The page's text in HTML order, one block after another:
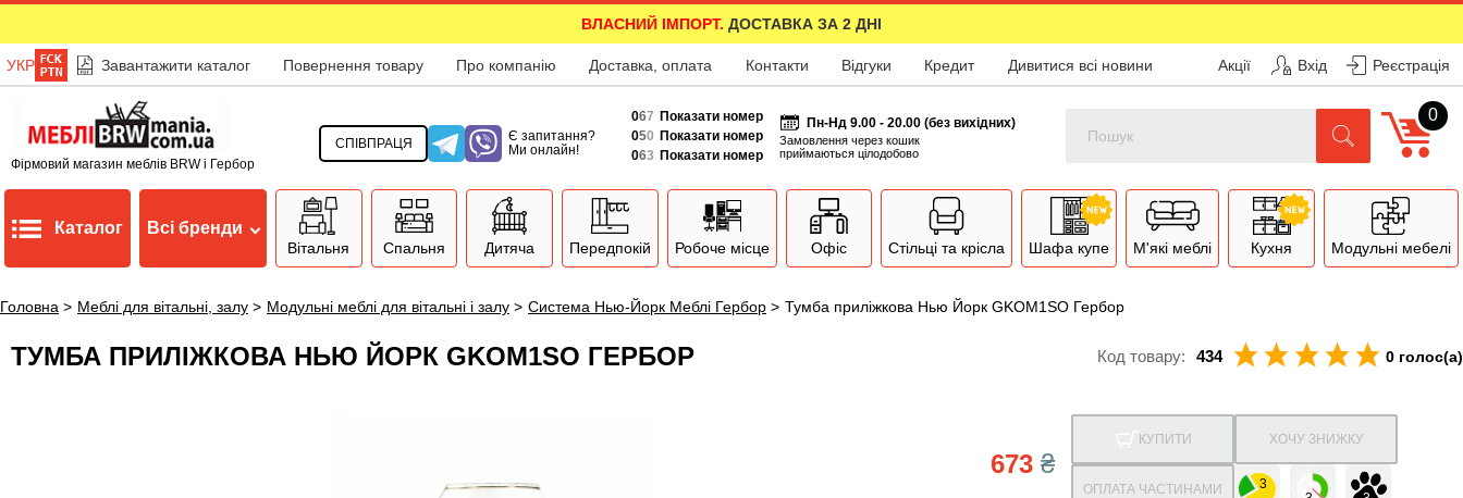
ВЛАСНИЙ ІМПОРТ. ДОСТАВКА ЗА 2 ДНІ
УКР Завантажити каталог Повернення товару Про компанію Доставка, оплата Контакти Відгуки Кредит Дивитися всі новини Акції Вхід Реєстрація
Фірмовий магазин меблів BRW і Гербор
СПІВПРАЦЯ
Є запитання?
Ми онлайн!
067 Показати номер
050 Показати номер
063 Показати номер
Пн-Нд 9.00 - 20.00 (без вихідних)
Замовлення через кошик
приймаються цілодобово
0
Каталог Всі бренди
Вітальня Спальня Дитяча Передпокій Робоче місце Офіс Стільці та крісла Шафа купе М'які меблі Кухня Модульні мебелі
Головна > Меблі для вітальні, залу > Модульні меблі для вітальні і залу > Система Нью-Йорк Меблі Гербор > Тумба приліжкова Нью Йорк GKOM1SO Гербор
ТУМБА ПРИЛІЖКОВА НЬЮ ЙОРК GKOM1SO ГЕРБОР Код товару: 434 0 голос(а)
673₴
КУПИТИ ХОЧУ ЗНИЖКУ
ОПЛАТА ЧАСТИНАМИ